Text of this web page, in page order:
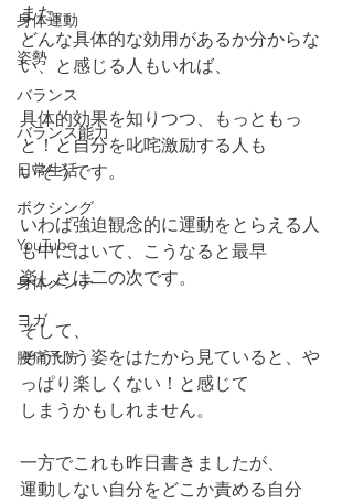
身体運動
姿勢
バランス
バランス能力
日常生活
ボクシング
YouTube
身体メンテ
ヨガ
腰痛予防
また、
どんな具体的な効用があるか分からな
い、と感じる人もいれば、
具体的効果を知りつつ、もっともっ
と！と自分を叱咤激励する人も
いそうです。
いわば強迫観念的に運動をとらえる人
も中にはいて、こうなると最早
楽しさは二の次です。
そして、
そういう姿をはたから見ていると、や
っぱり楽しくない！と感じて
しまうかもしれません。
一方でこれも昨日書きましたが、
運動しない自分をどこか責める自分